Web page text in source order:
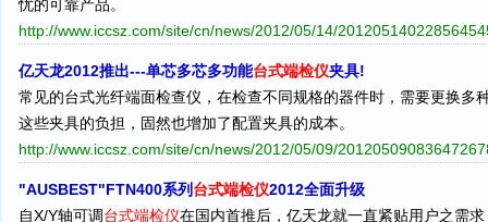
忧的可靠产品。
http://www.iccsz.com/site/cn/news/2012/05/14/
亿天龙2012推出---单芯多芯多功能台式端检仪夹具!
常见的台式光纤端面检查仪，在检查不同规格的器件时，需要更换
这些夹具的负担，固然也增加了配置夹具的成本。
http://www.iccsz.com/site/cn/news/2012/05/09/
"AUSBEST"FTN400系列 台式端检仪2012全面升级
自X/Y轴可调台式端检仪在国内首推后，亿天龙就一直紧贴用户之需